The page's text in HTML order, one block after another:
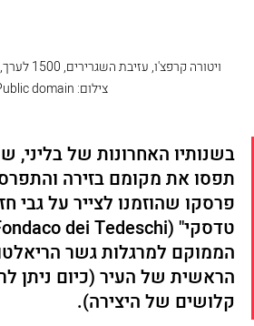
ויטורה
‏צילום: Public domain
בשנותיו האחרונות של בליני,
תפסו את מקומם בזירה
פרסקו שהוזמנו לצייר על גבי
הממוקם למרגלות גשר
הראשית של העיר (כיום ניתן
קלושים של היצירה).